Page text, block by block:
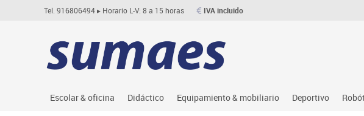
Tel. 916806494▸ Horario L-V: 8 a 15 horas IVA incluido
Escolar & oficina Didáctico Equipamiento & mobiliario Deportivo